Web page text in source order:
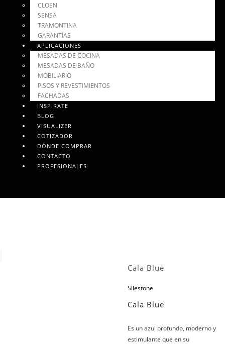
CLOEN
SENSA
TRAMONTINA
GARANTÍAS
APLICACIONES
MESADAS DE COCINA
MESADAS DE BAÑO
MOBILIARIO
PISOS Y REVESTIMIENTOS
FACHADAS
INSPIRATE
BLOG
VISUALIZER
COTIZADOR
DÓNDE COMPRAR
CONTACTO
PROFESIONALES
Cala Blue
Silestone
Cala Blue
Es un azul profundo, moderno y
estimulante que en su